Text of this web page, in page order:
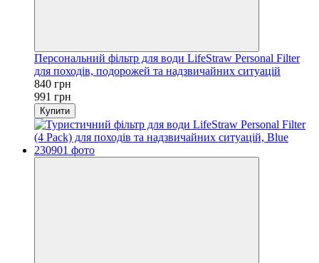
Персональний фільтр для води LifeStraw Personal Filter
для походів, подорожей та надзвичайних ситуацій
840 грн
991 грн
Купити